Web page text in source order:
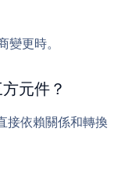
變更時。
元件？
接依賴關係和轉換